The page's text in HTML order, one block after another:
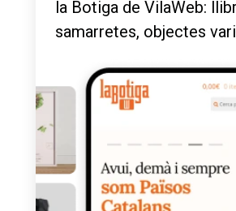
la Botiga de VilaWeb:
samarretes, objectes